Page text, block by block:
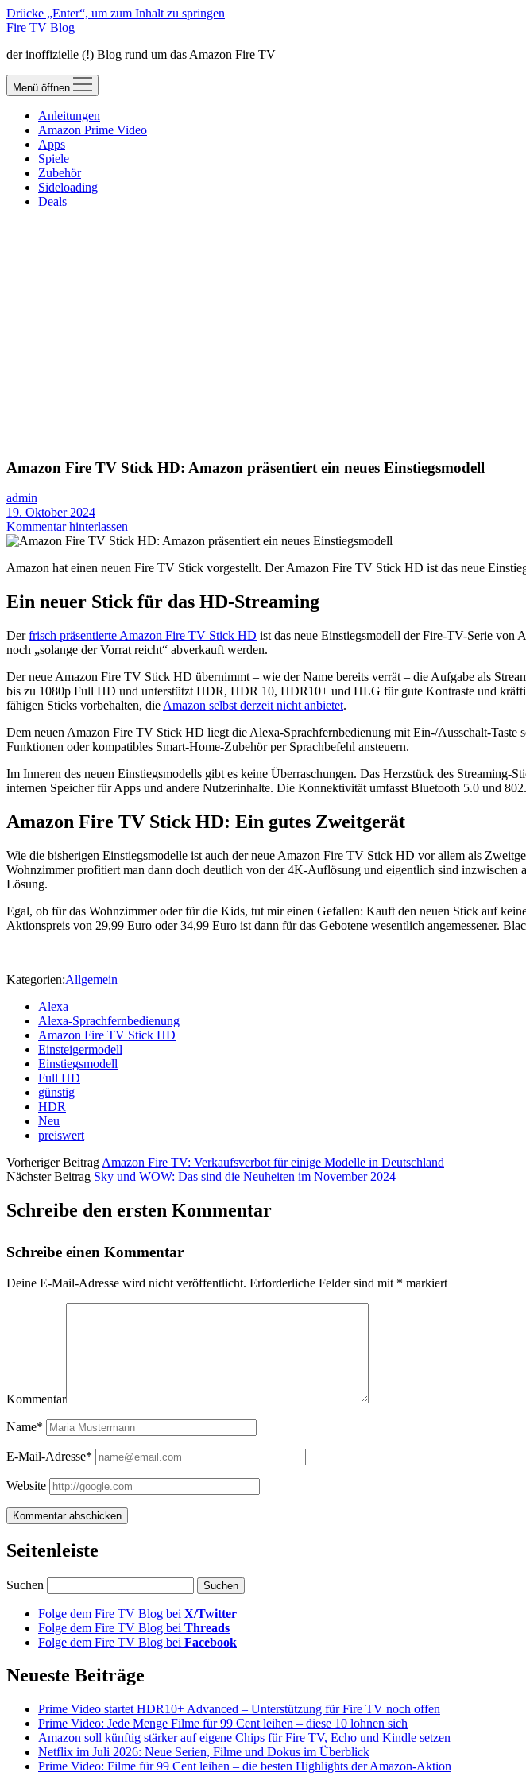
Drücke „Enter“, um zum Inhalt zu springen
Fire TV Blog
der inoffizielle (!) Blog rund um das Amazon Fire TV
Menü öffnen
Anleitungen
Amazon Prime Video
Apps
Spiele
Zubehör
Sideloading
Deals
Amazon Fire TV Stick HD: Amazon präsentiert ein neues Einstiegsmodell
admin
19. Oktober 2024
Kommentar hinterlassen
Amazon hat einen neuen Fire TV Stick vorgestellt. Der Amazon Fire TV Stick HD ist das neue
Ein neuer Stick für das HD-Streaming
Derfrisch präsentierte Amazon Fire TV Stick HD ist das neue Einstiegsmodell der Fire-TV-Serie von
noch „solange der Vorrat reicht“ abverkauft werden.
Der neue Amazon Fire TV Stick HD übernimmt – wie der Name bereits verrät – die Aufgabe als
bis zu 1080p Full HD und unterstützt HDR, HDR 10, HDR10+ und HLG für gute Kontraste und
fähigen Sticks vorbehalten, die Amazon selbst derzeit nicht anbietet.
Dem neuen Amazon Fire TV Stick HD liegt die Alexa-Sprachfernbedienung mit Ein-/Ausschalt-
Funktionen oderkompatibles Smart-Home-Zubehör per Sprachbefehl ansteuern.
Im Inneren des neuen Einstiegsmodells gibt es keine Überraschungen. Das Herzstück des
internen Speicher für Apps und andere Nutzerinhalte. Die Konnektivität umfasst Bluetooth 5.0 und
Amazon Fire TV Stick HD: Ein gutes Zweitgerät
Wie die bisherigen Einstiegsmodelle ist auch der neue Amazon Fire TV Stick HD vor allem als
Wohnzimmer profitiert man dann doch deutlich von der 4K-Auflösung und eigentlich sind
Lösung.
Egal, ob für das Wohnzimmer oder für die Kids, tut mir einen Gefallen: Kauft den neuen Stick auf
Aktionspreis von 29,99 Euro oder 34,99 Euro ist dann für das Gebotene wesentlich angemessener.
Kategorien:Allgemein
Alexa
Alexa-Sprachfernbedienung
Amazon Fire TV Stick HD
Einsteigermodell
Einstiegsmodell
Full HD
günstig
HDR
Neu
preiswert
Vorheriger Beitrag Amazon Fire TV: Verkaufsverbot für einige Modelle in Deutschland
Nächster Beitrag Sky und WOW: Das sind die Neuheiten im November 2024
Schreibe den ersten Kommentar
Schreibe einen Kommentar
Deine E-Mail-Adresse wird nicht veröffentlicht. Erforderliche Felder sind mit * markiert
Kommentar
Name*
E-Mail-Adresse*
Website
Seitenleiste
Suchen
Folge dem Fire TV Blog bei X/Twitter
Folge dem Fire TV Blog bei Threads
Folge dem Fire TV Blog bei Facebook
Neueste Beiträge
Prime Video startet HDR10+ Advanced – Unterstützung für Fire TV noch offen
Prime Video: Jede Menge Filme für 99 Cent leihen – diese 10 lohnen sich
Amazon soll künftig stärker auf eigene Chips für Fire TV, Echo und Kindle setzen
Netflix im Juli 2026: Neue Serien, Filme und Dokus im Überblick
Prime Video: Filme für 99 Cent leihen – die besten Highlights der Amazon-Aktion